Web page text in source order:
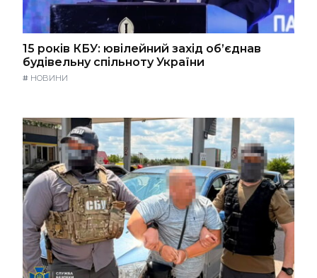
15 років КБУ: ювілейний захід об’єднав
будівельну спільноту України
# НОВИНИ